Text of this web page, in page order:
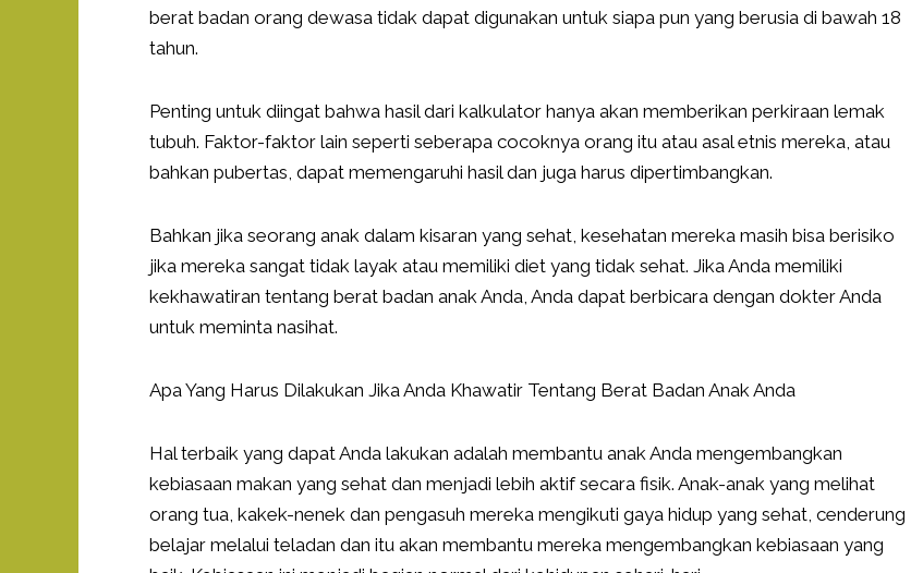
berat badan orang dewasa tidak dapat digunakan untuk siapa pun yang berusia di bawah 18
tahun.
Penting untuk diingat bahwa hasil dari kalkulator hanya akan memberikan perkiraan lemak
tubuh. Faktor-faktor lain seperti seberapa cocoknya orang itu atau asal etnis mereka, atau
bahkan pubertas, dapat memengaruhi hasil dan juga harus dipertimbangkan.
Bahkan jika seorang anak dalam kisaran yang sehat, kesehatan mereka masih bisa berisiko
jika mereka sangat tidak layak atau memiliki diet yang tidak sehat. Jika Anda memiliki
kekhawatiran tentang berat badan anak Anda, Anda dapat berbicara dengan dokter Anda
untuk meminta nasihat.
Apa Yang Harus Dilakukan Jika Anda Khawatir Tentang Berat Badan Anak Anda
Hal terbaik yang dapat Anda lakukan adalah membantu anak Anda mengembangkan
kebiasaan makan yang sehat dan menjadi lebih aktif secara fisik. Anak-anak yang melihat
orang tua, kakek-nenek dan pengasuh mereka mengikuti gaya hidup yang sehat, cenderung
belajar melalui teladan dan itu akan membantu mereka mengembangkan kebiasaan yang